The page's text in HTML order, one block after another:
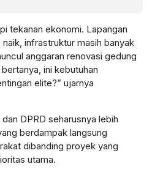
tekanan ekonomi. Lapangan
infrastruktur masih banyak
anggaran renovasi gedung
ini kebutuhan
elite?” ujarnya
DPRD seharusnya lebih
berdampak langsung
dibanding proyek yang
utama.